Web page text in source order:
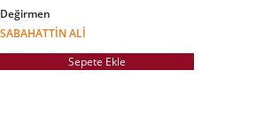
Değirmen
SABAHATTIN ALI
Sepete Ekle